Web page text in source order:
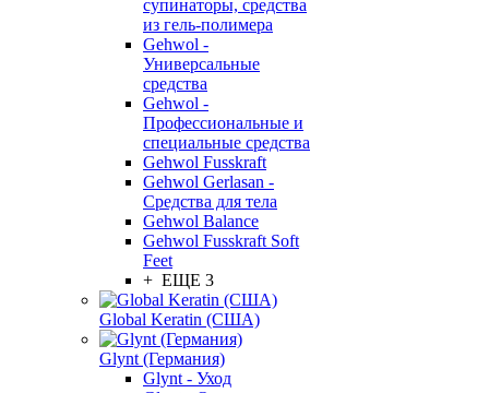
супинаторы, средства
из гель-полимера
Gehwol -
Универсальные
средства
Gehwol -
Профессиональные и
специальные средства
Gehwol Fusskraft
Gehwol Gerlasan -
Средства для тела
Gehwol Balance
Gehwol Fusskraft Soft
Feet
+ ЕЩЕ 3
Global Keratin (США)
Glynt (Германия)
Glynt - Уход